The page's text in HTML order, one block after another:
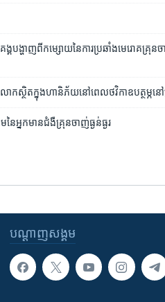
បង្ហាញ​ពី​កម្សោយ​នៃ​ការ​ប្រឆាំង​មេរោគ​គ្រុន​ច
ក​ស្ថិត​ក្នុង​ហានិភ័យ​នៅ​ពេល​ថវិកា​ឧបត្ថម្ភ​នៅ​
នៃ​អ្នកមាន​ជំងឺ​គ្រុនចាញ់​ធ្ងន់ធ្ងរ
បណ្តាញ​សង្គម